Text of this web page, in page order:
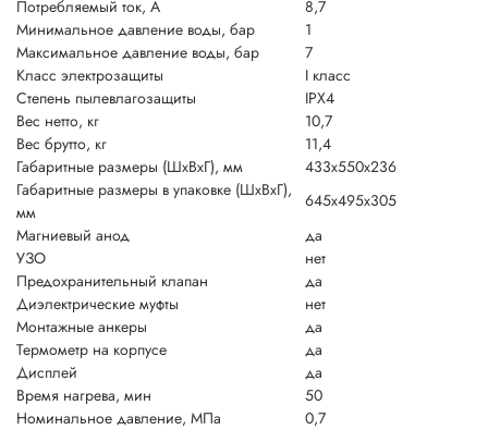
Потребляемый ток, А
8,7
Минимальное давление воды, бар
1
Максимальное давление воды, бар
7
Класс электрозащиты
I класс
Степень пылевлагозащиты
IPX4
Вес нетто, кг
10,7
Вес брутто, кг
11,4
Габаритные размеры (ШxВxГ), мм
433x550x236
Габаритные размеры в упаковке (ШxВxГ),
мм
645x495x305
Магниевый анод
да
УЗО
нет
Предохранительный клапан
да
Диэлектрические муфты
нет
Монтажные анкеры
да
Термометр на корпусе
да
Дисплей
да
Время нагрева, мин
50
Номинальное давление, МПа
0,7